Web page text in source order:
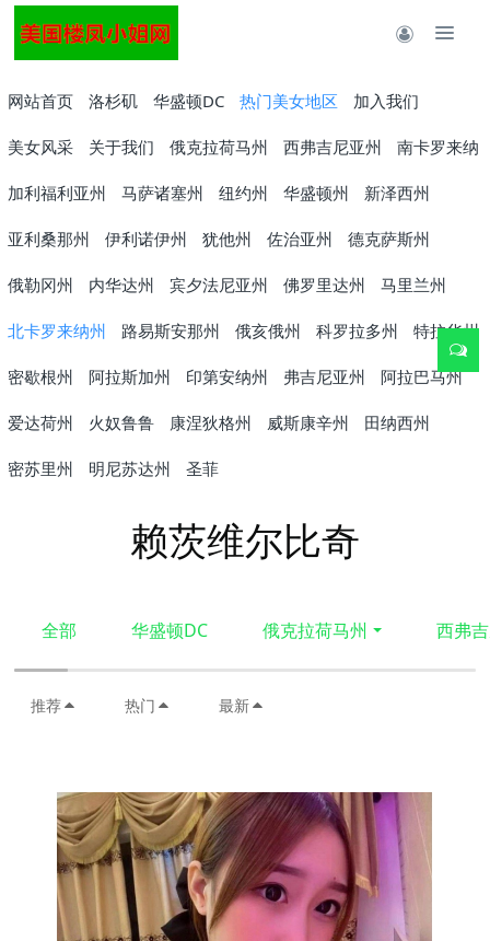
网站首页 洛杉矶 华盛顿DC 热门美女地区 加入我们
美女风采 关于我们 俄克拉荷马州 西弗吉尼亚州 南卡罗来纳
加利福利亚州 马萨诸塞州 纽约州 华盛顿州 新泽西州
亚利桑那州 伊利诺伊州 犹他州 佐治亚州 德克萨斯州
俄勒冈州 内华达州 宾夕法尼亚州 佛罗里达州 马里兰州
北卡罗来纳州 路易斯安那州 俄亥俄州 科罗拉多州 特拉华州
密歇根州 阿拉斯加州 印第安纳州 弗吉尼亚州 阿拉巴马州
爱达荷州 火奴鲁鲁 康涅狄格州 威斯康辛州 田纳西州
密苏里州 明尼苏达州 圣菲
赖茨维尔比奇
全部 华盛顿DC 俄克拉荷马州 西弗
推荐 热门 最新